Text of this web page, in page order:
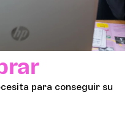
para conseguir su